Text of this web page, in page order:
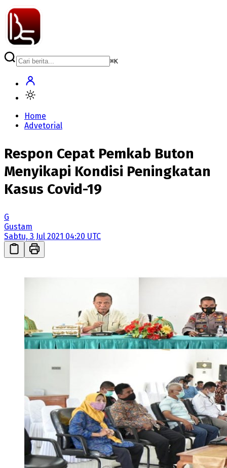
⌘K
Home
Advetorial
Respon Cepat Pemkab Buton
Menyikapi Kondisi Peningkatan
Kasus Covid-19
G
Gustam
Sabtu, 3 Jul 2021 04:20 UTC